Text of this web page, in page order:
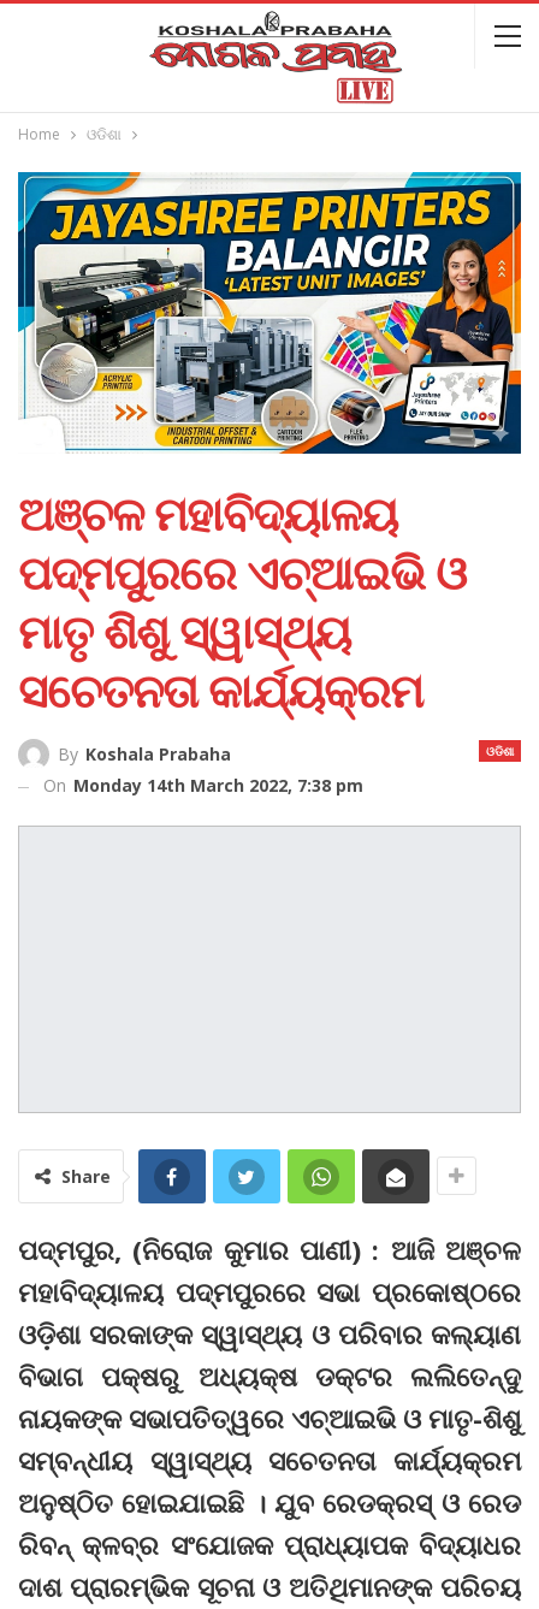
Home ଓଡିଶା
ଅଞ୍ଚଳ ମହାବିଦ୍ୟାଳୟ
ପଦ୍ମପୁରରେ ଏଚ୍‌ଆଇଭି ଓ
ମାତୃ ଶିଶୁ ସ୍ୱାସ୍ଥ୍ୟ
ସଚେତନତା କାର୍ଯ୍ୟକ୍ରମ
ଓଡିଶା
By Koshala Prabaha
On Monday 14th March 2022, 7:38 pm
Share
ପଦ୍ମପୁର, (ନିରୋଜ କୁମାର ପାଣୀ) : ଆଜି ଅଞ୍ଚଳ
ମହାବିଦ୍ୟାଳୟ ପଦ୍ମପୁରରେ ସଭା ପ୍ରକୋଷ୍ଠରେ
ଓଡ଼ିଶା ସରକାଙ୍କ ସ୍ୱାସ୍ଥ୍ୟ ଓ ପରିବାର କଲ୍ୟାଣ
ବିଭାଗ ପକ୍ଷରୁ ଅଧ୍ୟକ୍ଷ ଡକ୍ଟର ଲଲିତେନ୍ଦୁ
ନାୟକଙ୍କ ସଭାପତିତ୍ୱରେ ଏଚ୍ଆଇଭି ଓ ମାତୃ-ଶିଶୁ
ସମ୍ବନ୍ଧୀୟ ସ୍ୱାସ୍ଥ୍ୟ ସଚେତନତା କାର୍ଯ୍ୟକ୍ରମ
ଅନୁଷ୍ଠିତ ହୋଇଯାଇଛି । ଯୁବ ରେଡକ୍ରସ୍ ଓ ରେଡ
ରିବନ୍ କ୍ଳବ୍‌ର ସଂଯୋଜକ ପ୍ରାଧ୍ୟାପକ ବିଦ୍ୟାଧର
ଦାଶ ପ୍ରାରମ୍ଭିକ ସୂଚନା ଓ ଅତିଥିମାନଙ୍କ ପରିଚୟ